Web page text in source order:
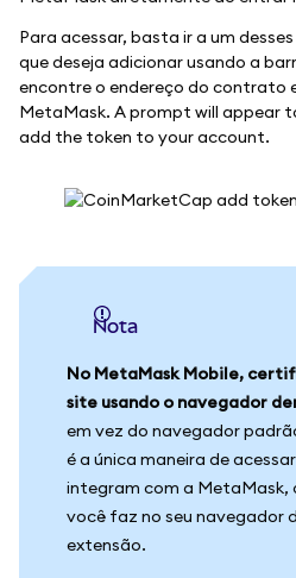
Para acessar, basta ir a um
que deseja adicionar usando a
encontre o endereço do contrato
MetaMask. A prompt will appear
add the token to your account.
Nota
No MetaMask Mobile,
site usando o navegador
em vez do navegador
é a única maneira de
integram com a MetaMask,
você faz no seu navegador
extensão.